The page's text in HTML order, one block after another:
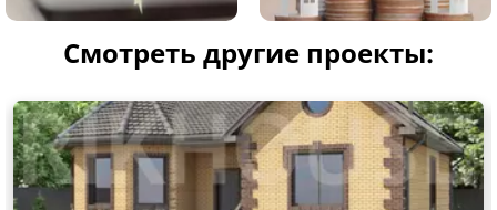
Смотреть другие проекты: